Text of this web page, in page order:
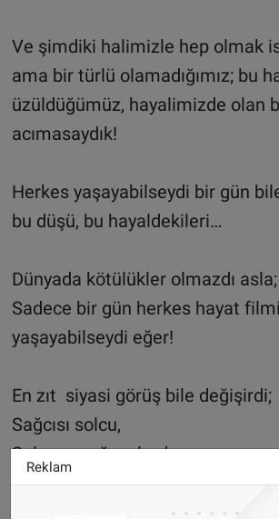
Ve şimdiki halimizle hep olmak
ama bir türlü olamadığımız; bu
üzüldüğümüz, hayalimizde olan
acımasaydık!
Herkes yaşayabilseydi bir gün
bu düşü, bu hayaldekileri…
Dünyada kötülükler olmazdı asla;
Sadece bir gün herkes hayat
yaşayabilseydi eğer!
En zıt siyasi görüş bile değişirdi;
Sağcısı solcu,
Solcusu sağcı olurdu.
Dincisi koministi seven
Koministi dincisini seven olurdu
Reklam